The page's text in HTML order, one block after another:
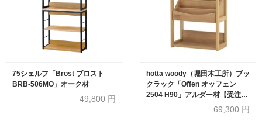
75シェルフ「Brost ブロスト
BRB-506MO」オーク材
49,800 円
hotta woody（堀田木工所）ブッ
クラック「Offen オッフェン
2504 H90」アルダー材【受注生
69,300 円